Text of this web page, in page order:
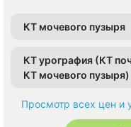
КТ мочевого пузыря
КТ урография (КТ
КТ мочевого пузыря)
Просмотр всех цен и